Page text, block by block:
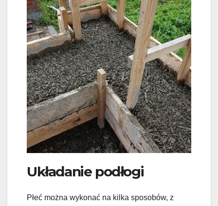
Układanie podłogi
Płeć można wykonać na kilka sposobów, z